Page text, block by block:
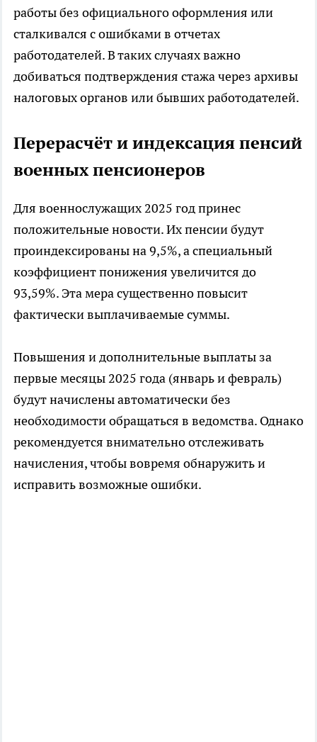
работы без официального оформления или
сталкивался с ошибками в отчетах
работодателей. В таких случаях важно
добиваться подтверждения стажа через архивы
налоговых органов или бывших работодателей.
Перерасчёт и индексация пенсий
военных пенсионеров
Для военнослужащих 2025 год принес
положительные новости. Их пенсии будут
проиндексированы на 9,5%, а специальный
коэффициент понижения увеличится до
93,59%. Эта мера существенно повысит
фактически выплачиваемые суммы.
Повышения и дополнительные выплаты за
первые месяцы 2025 года (январь и февраль)
будут начислены автоматически без
необходимости обращаться в ведомства. Однако
рекомендуется внимательно отслеживать
начисления, чтобы вовремя обнаружить и
исправить возможные ошибки.